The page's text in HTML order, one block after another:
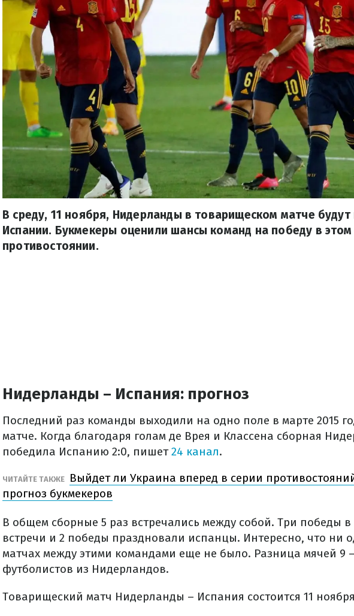
В среду, 11 ноября, Нидерланды в товарищеском матче
Испании. Букмекеры оценили шансы команд на победу в
противостоянии.
Нидерланды – Испания: прогноз
Последний раз команды выходили на одно поле в марте 2015
матче. Когда благодаря голам де Врея и Классена сборная
победила Испанию 2:0, пишет24 канал.
ЧИТАЙТЕ ТАКЖЕ
Выйдет ли Украина вперед в серии
прогноз букмекеров
В общем сборные 5 раз встречались между собой. Три победы в
встречи и 2 победы праздновали испанцы. Интересно, что ни
матчах между этими командами еще не было. Разница мячей 9
футболистов из Нидерландов.
Товарищеский матч Нидерланды – Испания состоится 11 ноября